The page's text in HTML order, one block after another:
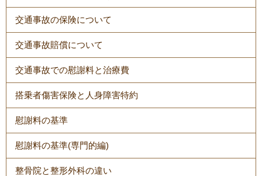
交通事故の保険について
交通事故賠償について
交通事故での慰謝料と治療費
搭乗者傷害保険と人身障害特約
慰謝料の基準
慰謝料の基準(専門的編)
整骨院と整形外科の違い